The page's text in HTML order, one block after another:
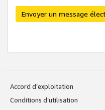
Envoyer un message
Accord d’exploitation
Conditions d’utilisation